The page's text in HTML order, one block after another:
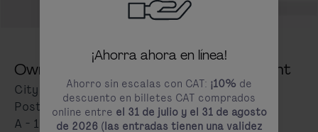
Owner and responsible for the content
City Air Terminal Betriebsgesellschaft m.b.H
Postfach 1
A - 1300 Wien-Flughafen
¡Ahorra ahora en línea!
Ahorro sin escalas con CAT: ¡10% de
descuento en billetes CAT comprados
online entre el 31 de julio y el 31 de agosto
de 2026 (las entradas tienen una validez